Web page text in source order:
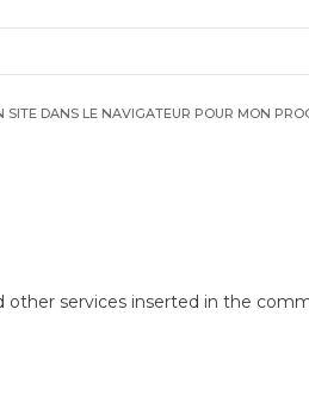
DANS LE NAVIGATEUR POUR MON
other services inserted in the